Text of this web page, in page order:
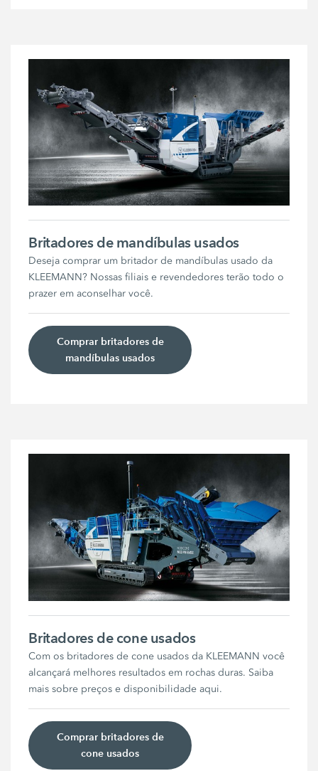
Britadores de mandíbulas usados
Deseja comprar um britador de mandíbulas usado da
KLEEMANN? Nossas filiais e revendedores terão todo o
prazer em aconselhar você.
Comprar britadores de
mandíbulas usados
Britadores de cone usados
Com os britadores de cone usados da KLEEMANN você
alcançará melhores resultados em rochas duras. Saiba
mais sobre preços e disponibilidade aqui.
Comprar britadores de
cone usados